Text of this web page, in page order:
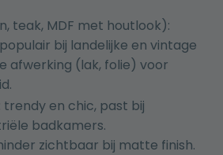
teak, MDF met houtlook):
bij landelijke en vintage
afwerking (lak, folie) voor
en chic, past bij
badkamers.
zichtbaar bij matte finish.